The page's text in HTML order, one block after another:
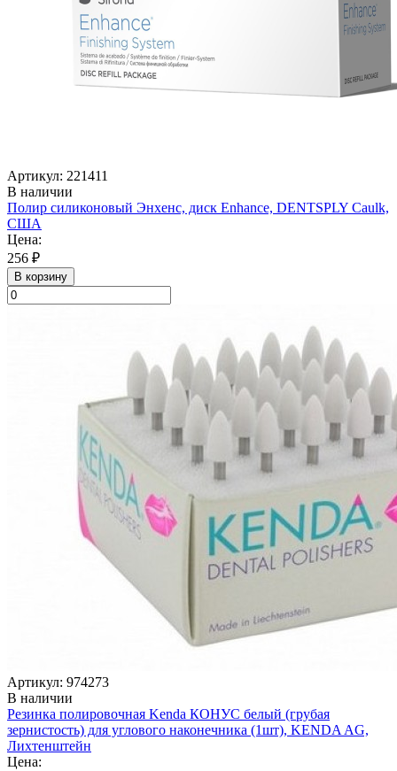
Артикул: 221411
В наличии
Полир силиконовый Энхенс, диск Enhance, DENTSPLY Caulk,
США
Цена:
256 ₽
В корзину
Артикул: 974273
В наличии
Резинка полировочная Kenda КОНУС белый (грубая
зернистость) для углового наконечника (1шт), KENDA AG,
Лихтенштейн
Цена: